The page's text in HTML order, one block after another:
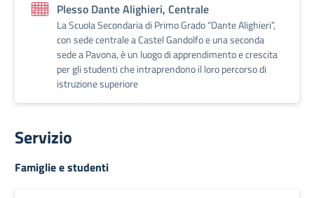
Plesso Dante Alighieri, Centrale
La Scuola Secondaria di Primo Grado “Dante Alighieri”,
con sede centrale a Castel Gandolfo e una seconda
sede a Pavona, è un luogo di apprendimento e crescita
per gli studenti che intraprendono il loro percorso di
istruzione superiore
Servizio
Famiglie e studenti